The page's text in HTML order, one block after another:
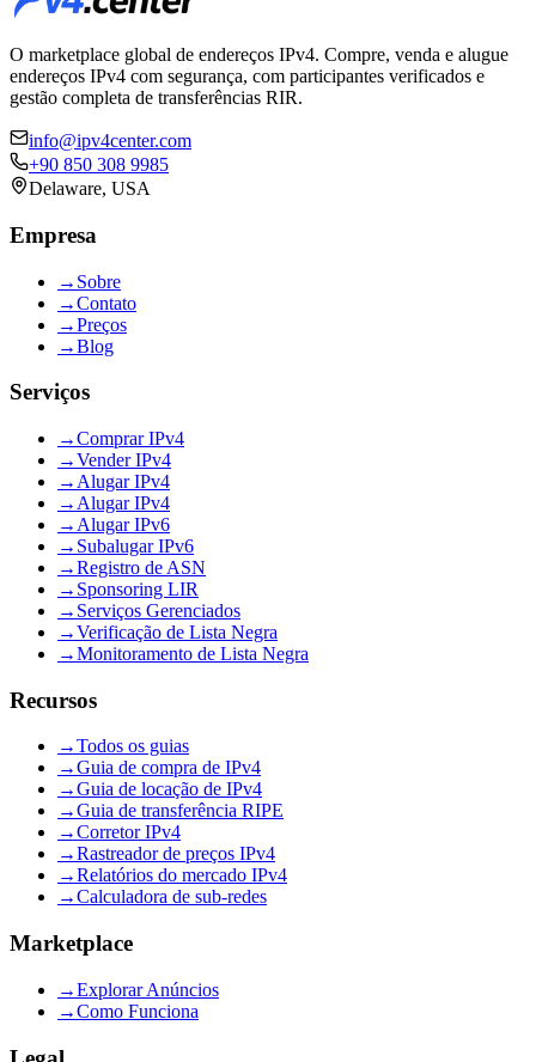
O marketplace global de endereços IPv4. Compre, venda e alugue
endereços IPv4 com segurança, com participantes verificados e
gestão completa de transferências RIR.
info@ipv4center.com
+90 850 308 9985
Delaware, USA
Empresa
→ Sobre
→Contato
→Preços
→Blog
Serviços
→Comprar IPv4
→Vender IPv4
→ Alugar IPv4
→ Alugar IPv4
→ Alugar IPv6
→ Subalugar IPv6
→Registro de ASN
→ Sponsoring LIR
→ Serviços Gerenciados
→Verificação de Lista Negra
→Monitoramento de Lista Negra
Recursos
→Todos os guias
→Guia de compra de IPv4
→Guia de locação de IPv4
→Guia de transferência RIPE
→Corretor IPv4
→Rastreador de preços IPv4
→Relatórios do mercado IPv4
→Calculadora de sub-redes
Marketplace
→Explorar Anúncios
→Como Funciona